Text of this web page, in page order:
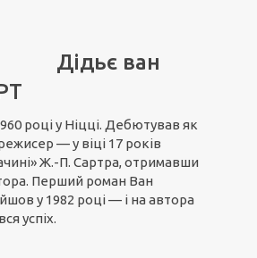
Дідьє ван
році у Ніцці. Дебютував як
— у віці 17 років
Ж.-П. Сартра, отримавши
Перший роман Ван
у 1982 році — і на автора
успіх.